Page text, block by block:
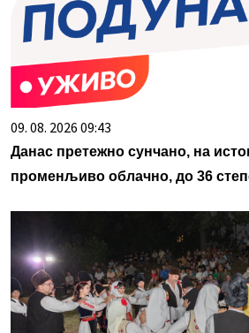
09. 08. 2026 09:43
Данас претежно сунчано, на
променљиво облачно, до 36